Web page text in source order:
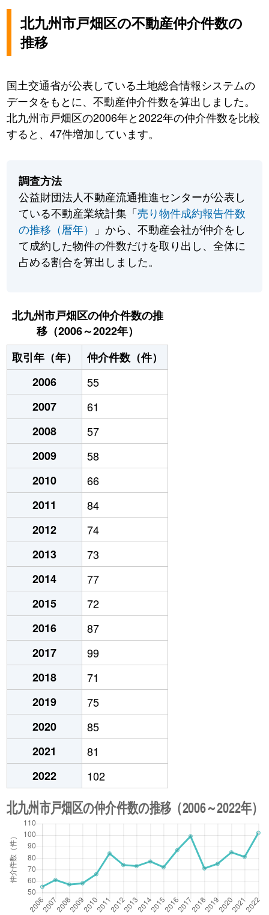
北九州市戸畑区の不動産仲介件数の
推移
国土交通省が公表している土地総合情報システムの
データをもとに、不動産仲介件数を算出しました。
北九州市戸畑区の2006年と2022年の仲介件数を比較
すると、47件増加しています。
調査方法
公益財団法人不動産流通推進センターが公表し
ている不動産業統計集「売り物件成約報告件数
の推移（暦年）
」から、不動産会社が仲介をし
て成約した物件の件数だけを取り出し、全体に
占める割合を算出しました。
北九州市戸畑区の仲介件数の推
移（2006～2022年）
取引年（年）
仲介件数（件）
2006
55
2007
61
2008
57
2009
58
2010
66
2011
84
2012
74
2013
73
2014
77
2015
72
2016
87
2017
99
2018
71
2019
75
2020
85
2021
81
2022
102